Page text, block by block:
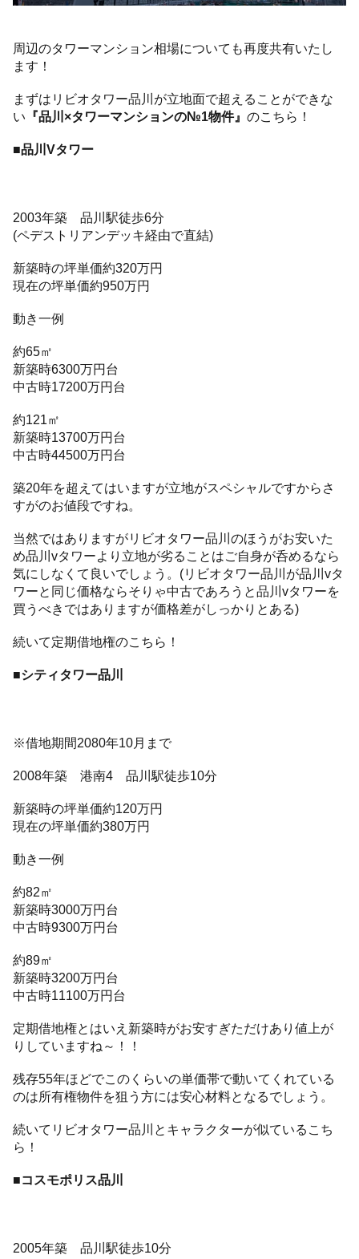
周辺のタワーマンション相場についても再度共有いたし
ます！
まずはリビオタワー品川が立地面で超えることができな
い 『品川×タワーマンションの№1物件』のこちら！
■品川Vタワー
2003年築 品川駅徒歩6分
(ペデストリアンデッキ経由で直結)
新築時の坪単価約320万円
現在の坪単価約950万円
動き一例
約65㎡
新築時6300万円台
中古時17200万円台
約121㎡
新築時13700万円台
中古時44500万円台
築20年を超えてはいますが立地がスペシャルですからさ
すがのお値段ですね。
当然ではありますがリビオタワー品川のほうがお安いた
め品川vタワーより立地が劣ることはご自身が呑めるなら
気にしなくて良いでしょう。(リビオタワー品川が品川vタ
ワーと同じ価格ならそりゃ中古であろうと品川vタワーを
買うべきではありますが価格差がしっかりとある)
続いて定期借地権のこちら！
■シティタワー品川
※借地期間2080年10月まで
2008年築 港南4 品川駅徒歩10分
新築時の坪単価約120万円
現在の坪単価約380万円
動き一例
約82㎡
新築時3000万円台
中古時9300万円台
約89㎡
新築時3200万円台
中古時11100万円台
定期借地権とはいえ新築時がお安すぎただけあり値上が
りしていますね～！！
残存55年ほどでこのくらいの単価帯で動いてくれている
のは所有権物件を狙う方には安心材料となるでしょう。
続いてリビオタワー品川とキャラクターが似ているこち
ら！
■コスモポリス品川
2005年築 品川駅徒歩10分